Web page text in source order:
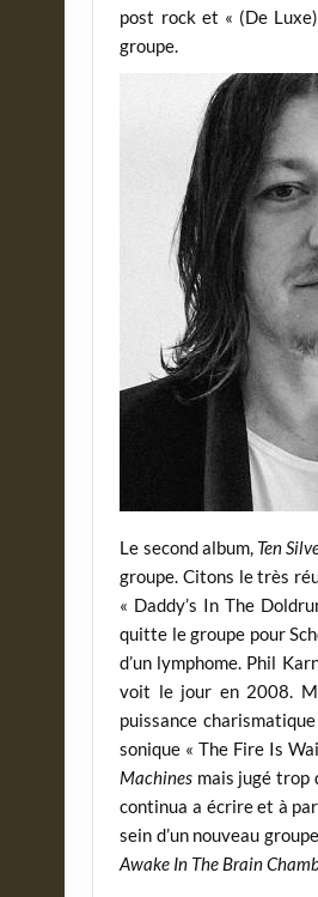
post rock et « (De
groupe.
Le second album, Ten
groupe. Citons le très
« Daddy’s In The
quitte le groupe pour
d’un lymphome. Phil
voit le jour en 2008.
puissance
sonique « The Fire Is
Machines mais jugé trop
continua a écrire et à
sein d’un nouveau
Awake In The Brain